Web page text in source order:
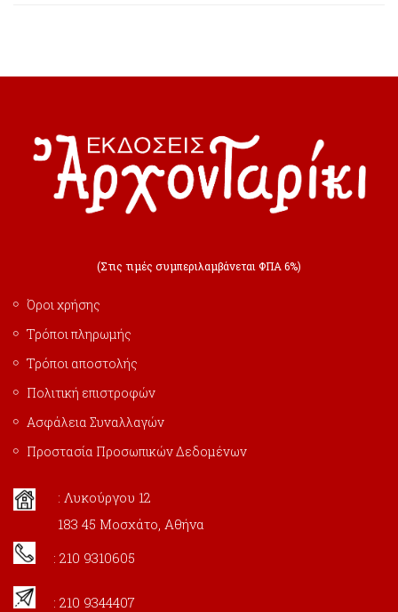
(Στις τιμές συμπεριλαμβάνεται ΦΠΑ 6%)
Όροι χρήσης
Τρόποι πληρωμής
Τρόποι αποστολής
Πολιτική επιστροφών
Ασφάλεια Συναλλαγών
Προστασία Προσωπικών Δεδομένων
: Λυκούργου 12
183 45 Μοσχάτο, Αθήνα
: 210 9310605
: 210 9344407